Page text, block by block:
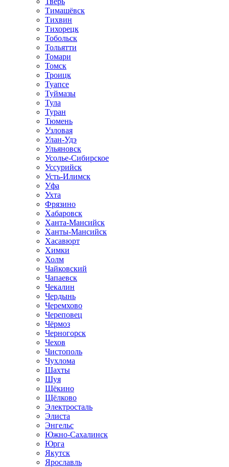
Тимашёвск
Тихвин
Тихорецк
Тобольск
Тольятти
Томари
Томск
Троицк
Туапсе
Туймазы
Тула
Туран
Тюмень
Узловая
Улан-Удэ
Ульяновск
Усолье-Сибирское
Уссурийск
Усть-Илимск
Уфа
Ухта
Фрязино
Хабаровск
Ханта-Мансийск
Ханты-Мансийск
Хасавюрт
Химки
Холм
Чайковский
Чапаевск
Чекалин
Чердынь
Черемхово
Череповец
Чёрмоз
Черногорск
Чехов
Чистополь
Чухлома
Шахты
Шуя
Щёкино
Щёлково
Электросталь
Элиста
Энгельс
Южно-Сахалинск
Юрга
Якутск
Ярославль